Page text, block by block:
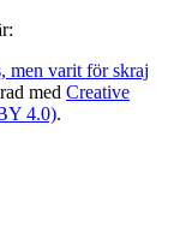
men varit för skraj
med Creative
4.0).